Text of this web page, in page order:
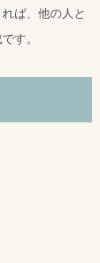
ば、他の人と
す。